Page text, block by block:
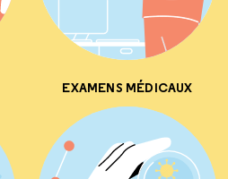
EXAMENS MÉDICAUX